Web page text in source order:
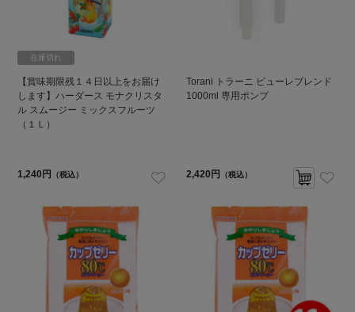
在庫切れ
【賞味期限残１４日以上をお届け
します】ハーダース モナクリスタ
ル スムージー ミックスフルーツ
（１Ｌ）
1,240円 （税込）
Torani トラーニ ピューレブレンド
1000ml 専用ポンプ
2,420円 （税込）